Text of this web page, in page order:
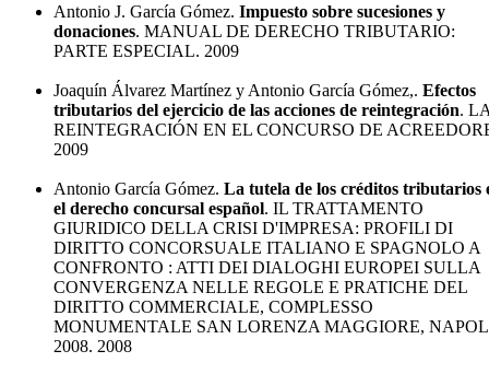
Antonio J. García Gómez. Impuesto sobre sucesiones y
donaciones. MANUAL DE DERECHO TRIBUTARIO:
PARTE ESPECIAL. 2009
Joaquín Álvarez Martínez y Antonio García Gómez,. Efectos
tributarios del ejercicio de las acciones de reintegración.
REINTEGRACIÓN EN EL CONCURSO DE
2009
Antonio García Gómez. La tutela de los créditos tributarios
el derecho concursal español. IL TRATTAMENTO
GIURIDICO DELLA CRISI D'IMPRESA: PROFILI DI
DIRITTO CONCORSUALE ITALIANO E SPAGNOLO A
CONFRONTO : ATTI DEI DIALOGHI EUROPEI SULLA
CONVERGENZA NELLE REGOLE E PRATICHE DEL
DIRITTO COMMERCIALE, COMPLESSO
MONUMENTALE SAN LORENZA MAGGIORE,
2008. 2008